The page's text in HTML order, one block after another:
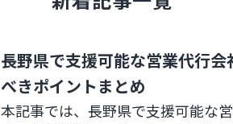
長野県で支援可能な営業代行
べきポイントまとめ
本記事では、長野県で支援可能な